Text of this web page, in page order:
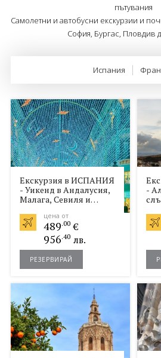
Общи
поверителност
0898 52 52 53
ПОСЛЕДВАЙТЕ НИ
пътувания
Самолетни и автобусни екскурзии и
София, Бургас, Пловдив
Испания
Екскурзия в ИСПАНИЯ
- Уикенд в Андалусия,
Малага, Севиля и
на български език!
цена от
489.00 €
956.40 лв.
РЕЗЕРВИРАЙ
-